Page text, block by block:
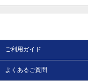
ご利用ガイド
よくあるご質問